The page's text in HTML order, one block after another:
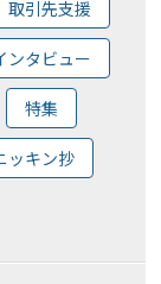
取引先支援
ンタビュー
特集
ッキン抄